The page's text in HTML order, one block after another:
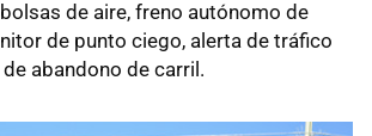
de aire, freno autónomo de
de punto ciego, alerta de tráfico
abandono de carril.